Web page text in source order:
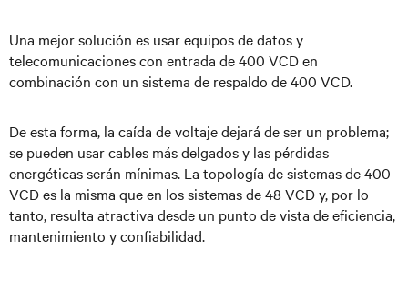
Una mejor solución es usar equipos de datos y
telecomunicaciones con entrada de 400 VCD en
combinación con un sistema de respaldo de 400 VCD.
De esta forma, la caída de voltaje dejará de ser un problema;
se pueden usar cables más delgados y las pérdidas
energéticas serán mínimas. La topología de sistemas de 400
VCD es la misma que en los sistemas de 48 VCD y, por lo
tanto, resulta atractiva desde un punto de vista de eficiencia,
mantenimiento y confiabilidad.